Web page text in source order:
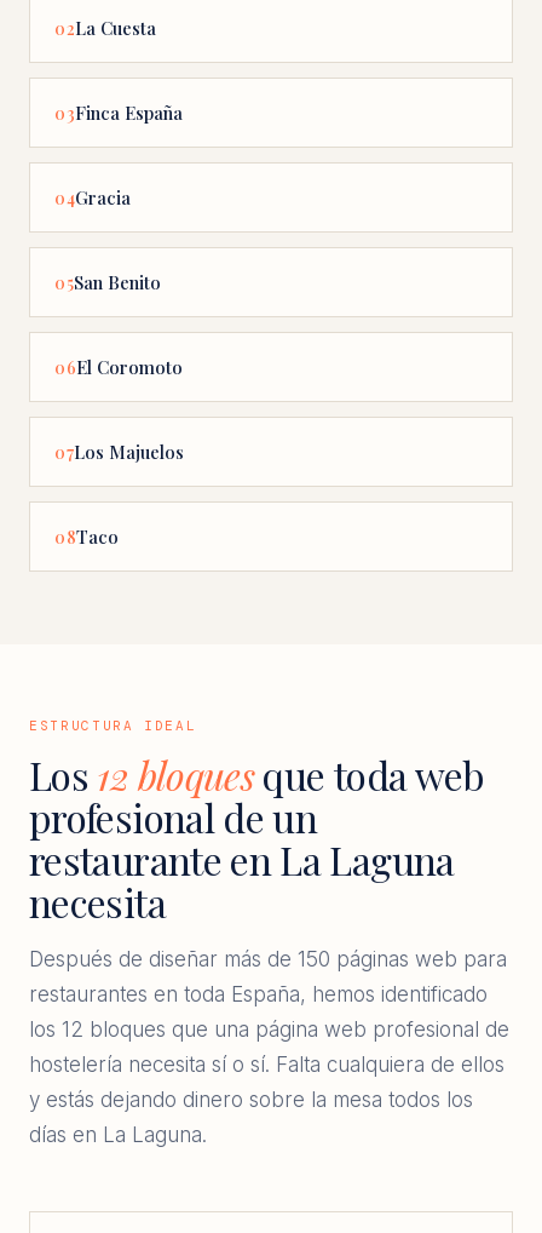
02La Cuesta
03Finca España
04Gracia
05San Benito
06El Coromoto
07Los Majuelos
08Taco
ESTRUCTURA IDEAL
Los 12 bloquesque toda web
profesional de un
restaurante en La Laguna
necesita
Después de diseñar más de 150 páginas web para
restaurantes en toda España, hemos identificado
los 12 bloques que una página web profesional de
hostelería necesita sí o sí. Falta cualquiera de ellos
y estás dejando dinero sobre la mesa todos los
días en La Laguna.